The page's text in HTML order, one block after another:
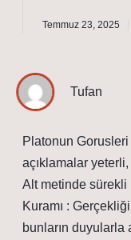
Temmuz 23, 2025
Tufan
Platonun
açıklamalar yeterli,
Alt metinde sürekli
Kuramı :
bunların duyularla